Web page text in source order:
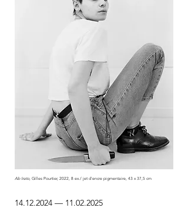
Ab Irato, Gilles Pourtier, 2022, 8 ex./ jet d'encre pigmentaire, 43 x 37,5 cm
14.12.2024 — 11.02.2025